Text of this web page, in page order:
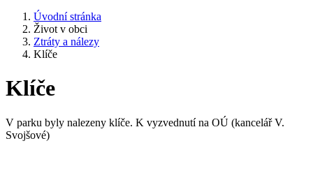
Úvodní stránka
Život v obci
Ztráty a nálezy
Klíče
Klíče
V parku byly nalezeny klíče. K vyzvednutí na OÚ (kancelář V.
Svojšové)